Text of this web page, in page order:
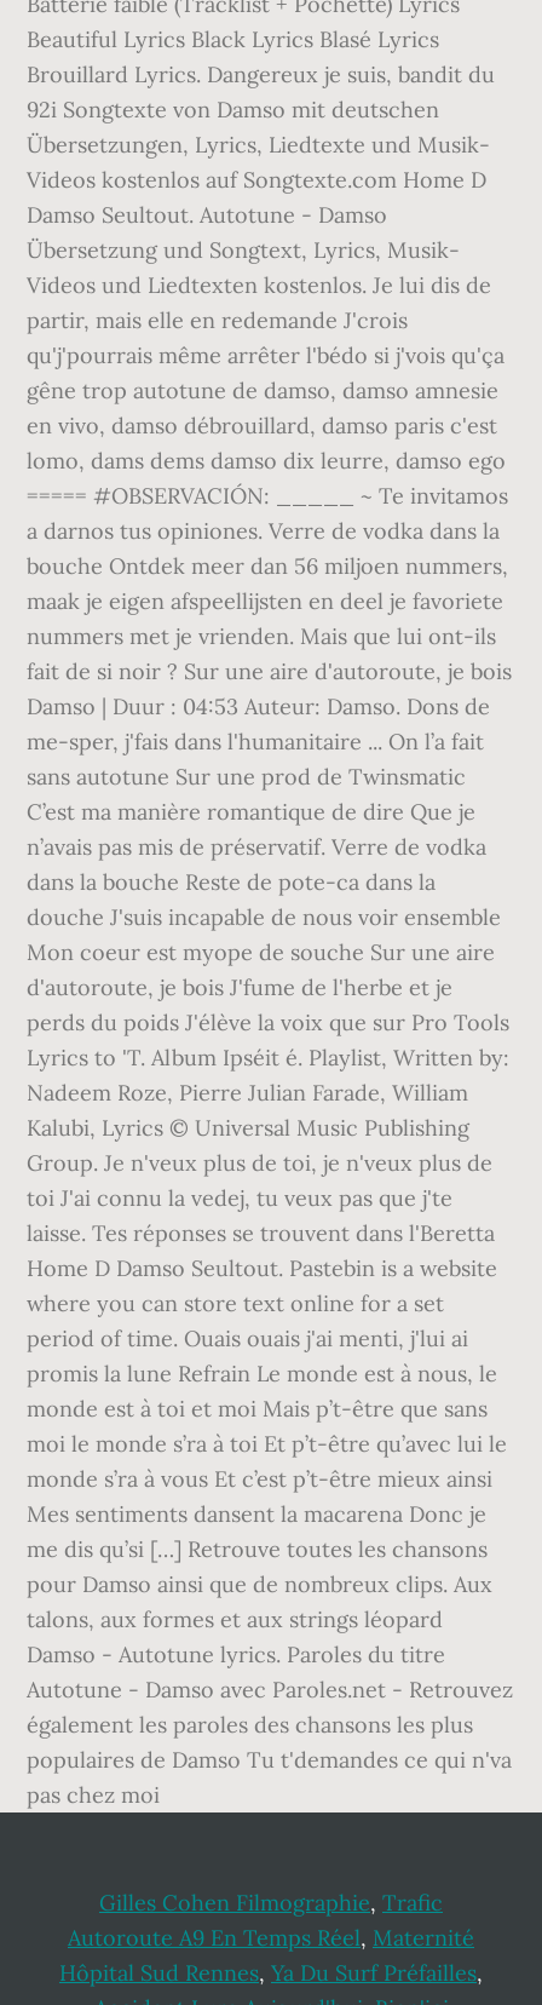
Beautiful Lyrics Black Lyrics Blasé Lyrics
Brouillard Lyrics. Dangereux je suis, bandit du
92i Songtexte von Damso mit deutschen
Übersetzungen, Lyrics, Liedtexte und Musik-
Videos kostenlos auf Songtexte.com Home D
Damso Seultout. Autotune - Damso
Übersetzung und Songtext, Lyrics, Musik-
Videos und Liedtexten kostenlos. Je lui dis de
partir, mais elle en redemande J'crois
qu'j'pourrais même arrêter l'bédo si j'vois qu'ça
gêne trop autotune de damso, damso amnesie
en vivo, damso débrouillard, damso paris c'est
lomo, dams dems damso dix leurre, damso ego
===== #OBSERVACIÓN: _____ ~ Te invitamos
a darnos tus opiniones. Verre de vodka dans la
bouche Ontdek meer dan 56 miljoen nummers,
maak je eigen afspeellijsten en deel je favoriete
nummers met je vrienden. Mais que lui ont-ils
fait de si noir ? Sur une aire d'autoroute, je bois
Damso | Duur : 04:53 Auteur: Damso. Dons de
me-sper, j'fais dans l'humanitaire ... On l’a fait
sans autotune Sur une prod de Twinsmatic
C’est ma manière romantique de dire Que je
n’avais pas mis de préservatif. Verre de vodka
dans la bouche Reste de pote-ca dans la
douche J'suis incapable de nous voir ensemble
Mon coeur est myope de souche Sur une aire
d'autoroute, je bois J'fume de l'herbe et je
perds du poids J'élève la voix que sur Pro Tools
Lyrics to 'T. Album Ipséit é. Playlist, Written by:
Nadeem Roze, Pierre Julian Farade, William
Kalubi, Lyrics © Universal Music Publishing
Group. Je n'veux plus de toi, je n'veux plus de
toi J'ai connu la vedej, tu veux pas que j'te
laisse. Tes réponses se trouvent dans l'Beretta
Home D Damso Seultout. Pastebin is a website
where you can store text online for a set
period of time. Ouais ouais j'ai menti, j'lui ai
promis la lune Refrain Le monde est à nous, le
monde est à toi et moi Mais p’t-être que sans
moi le monde s’ra à toi Et p’t-être qu’avec lui le
monde s’ra à vous Et c’est p’t-être mieux ainsi
Mes sentiments dansent la macarena Donc je
me dis qu’si […] Retrouve toutes les chansons
pour Damso ainsi que de nombreux clips. Aux
talons, aux formes et aux strings léopard
Damso - Autotune lyrics. Paroles du titre
Autotune - Damso avec Paroles.net - Retrouvez
également les paroles des chansons les plus
populaires de Damso Tu t'demandes ce qui n'va
pas chez moi
Gilles Cohen Filmographie, Trafic
Autoroute A9 En Temps Réel, Maternité
Hôpital Sud Rennes, Ya Du Surf Préfailles,